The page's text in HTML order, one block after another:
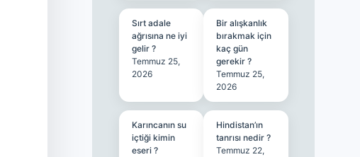
Sırt adale
ağrısına ne iyi
gelir ?
Temmuz 25,
2026
Bir alışkanlık
bırakmak için
kaç gün
gerekir ?
Temmuz 25,
2026
Karıncanın su
içtiği kimin
eseri ?
Hindistan’ın
tanrısı nedir ?
Temmuz 22,